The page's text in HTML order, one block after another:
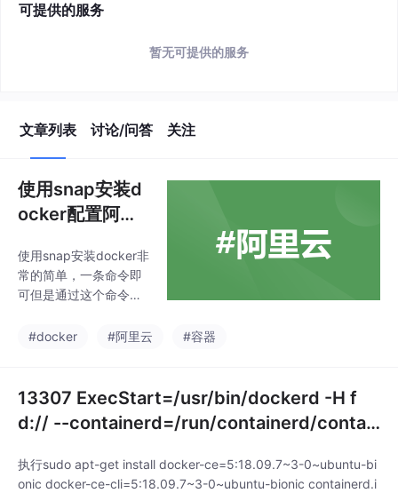
可提供的服务
暂无可提供的服务
文章列表 讨论/问答 关注
使用snap安装d
ocker配置阿里
使用snap安装docker非
常的简单，一条命令即
可但是通过这个命令安
云镜像跟常规安装的配
#docker #阿里云 #容器
13307 ExecStart=/usr/bin/dockerd -H f
d:// --containerd=/run/containerd/contai
执行sudo apt-get install docker-ce=5:18.09.7~3-0~ubuntu-bi
onic docker-ce-cli=5:18.09.7~3-0~ubuntu-bionic containerd.i